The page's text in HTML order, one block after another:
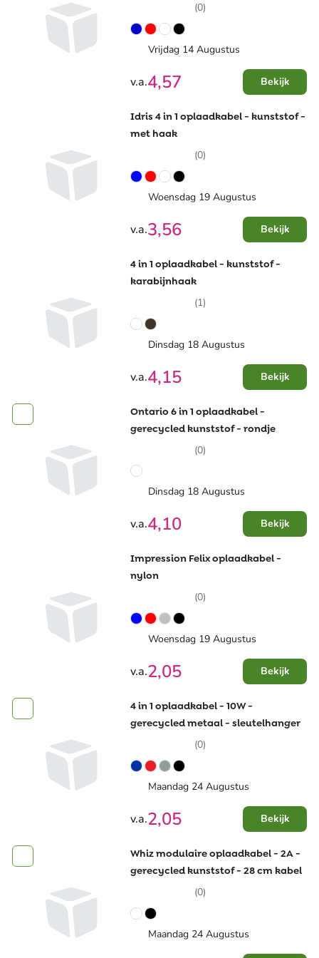
(0)
Vrijdag 14 Augustus
v.a.4,57 Bekijk
Idris 4 in 1 oplaadkabel - kunststof -
met haak
(0)
Woensdag 19 Augustus
v.a.3,56 Bekijk
4 in 1 oplaadkabel - kunststof -
karabijnhaak
(1)
Dinsdag 18 Augustus
v.a.4,15 Bekijk
Ontario 6 in 1 oplaadkabel -
gerecycled kunststof - rondje
(0)
Dinsdag 18 Augustus
v.a.4,10 Bekijk
Impression Felix oplaadkabel -
nylon
(0)
Woensdag 19 Augustus
v.a.2,05 Bekijk
4 in 1 oplaadkabel - 10W -
gerecycled metaal - sleutelhanger
(0)
Maandag 24 Augustus
v.a.2,05 Bekijk
Whiz modulaire oplaadkabel - 2A -
gerecycled kunststof - 28 cm kabel
(0)
Maandag 24 Augustus